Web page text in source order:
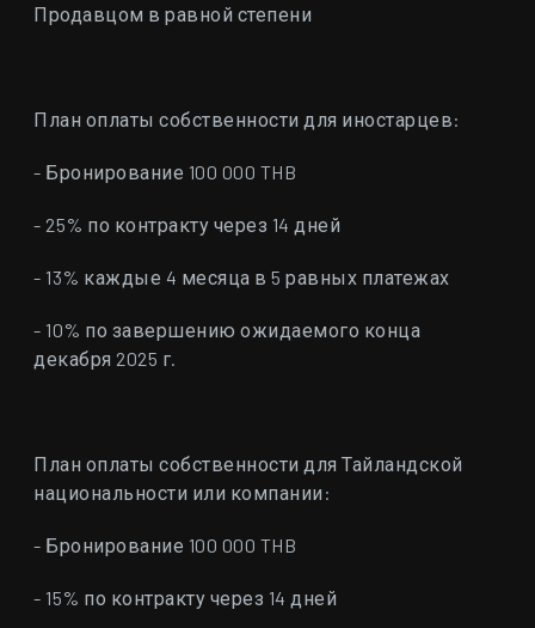
Продавцом в равной степени
План оплаты собственности для иностарцев:
- Бронирование 100 000 THB
- 25% по контракту через 14 дней
- 13% каждые 4 месяца в 5 равных платежах
- 10% по завершению ожидаемого конца
декабря 2025 г.
План оплаты собственности для Тайландской
национальности или компании:
- Бронирование 100 000 THB
- 15% по контракту через 14 дней